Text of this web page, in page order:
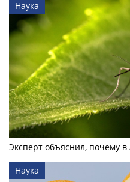
Наука
Эксперт объяснил, почему
Наука